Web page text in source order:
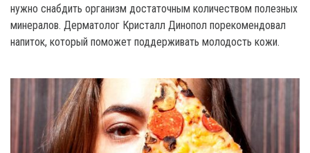
нужно снабдить организм достаточным количеством полезных
минералов. Дерматолог Кристалл Динопол порекомендовал
напиток, который поможет поддерживать молодость кожи.